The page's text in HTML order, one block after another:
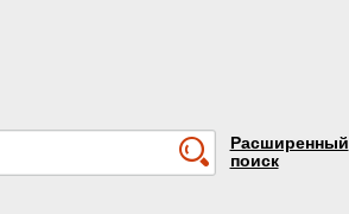
Расширенный
поиск